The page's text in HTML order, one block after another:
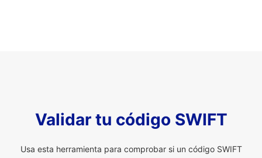
Validar tu código SWIFT
Usa esta herramienta para comprobar si un código SWIFT